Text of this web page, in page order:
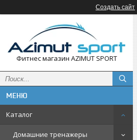
Создать сайт
Фитнес магазин AZIMUT SPORT
Каталог
Домашние тренажеры